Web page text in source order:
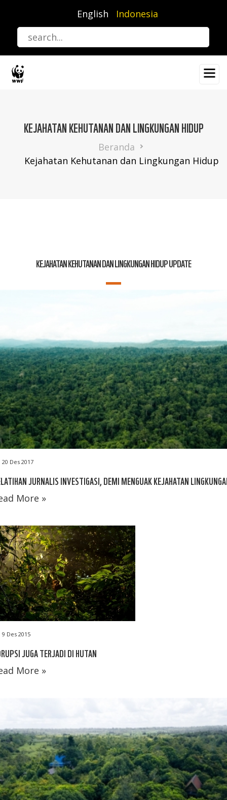
utama
English Indonesia
KEJAHATAN KEHUTANAN DAN LINGKUNGAN HIDUP
Beranda
Kejahatan Kehutanan dan Lingkungan Hidup
KEJAHATAN KEHUTANAN DAN LINGKUNGAN HIDUP UPDATE
20 Des 2017
JURNALIS INVESTIGASI, DEMI MENGUAK KEJAHATAN
More »
9 Des 2015
JUGA TERJADI DI HUTAN
More »